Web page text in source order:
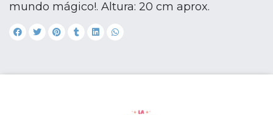
mundo mágico!. Altura: 20 cm aprox.